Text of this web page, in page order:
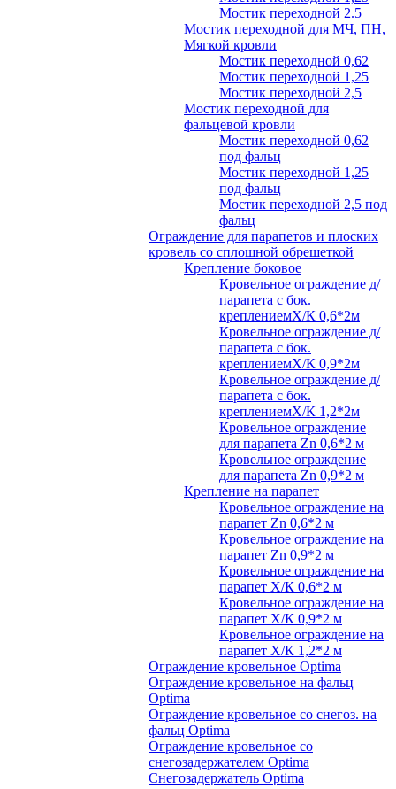
Мостик переходной 2.5
Мостик переходной для МЧ, ПН,
Мягкой кровли
Мостик переходной 0,62
Мостик переходной 1,25
Мостик переходной 2,5
Мостик переходной для
фальцевой кровли
Мостик переходной 0,62
под фальц
Мостик переходной 1,25
под фальц
Мостик переходной 2,5 под
фальц
Ограждение для парапетов и плоских
кровель со сплошной обрешеткой
Крепление боковое
Кровельное ограждение д/
парапета с бок.
креплениемХ/К 0,6*2м
Кровельное ограждение д/
парапета с бок.
креплениемХ/К 0,9*2м
Кровельное ограждение д/
парапета с бок.
креплениемХ/К 1,2*2м
Кровельное ограждение
для парапета Zn 0,6*2 м
Кровельное ограждение
для парапета Zn 0,9*2 м
Крепление на парапет
Кровельное ограждение на
парапет Zn 0,6*2 м
Кровельное ограждение на
парапет Zn 0,9*2 м
Кровельное ограждение на
парапет Х/К 0,6*2 м
Кровельное ограждение на
парапет Х/К 0,9*2 м
Кровельное ограждение на
парапет Х/К 1,2*2 м
Ограждение кровельное Optima
Ограждение кровельное на фальц
Optima
Ограждение кровельное со снегоз. на
фальц Optima
Ограждение кровельное со
снегозадержателем Optima
Снегозадержатель Optima